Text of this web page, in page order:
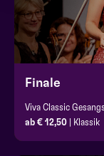
Finale
Viva Classic
ab € 12,50 | Klassik